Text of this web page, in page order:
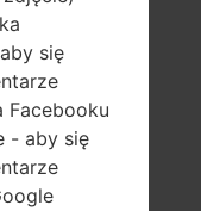
1540 mAh
2012
się
Facebooku
- aby się